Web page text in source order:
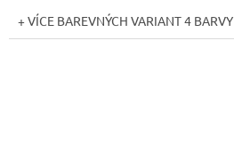
+ VÍCE BAREVNÝCH VARIANT 4 BARVY